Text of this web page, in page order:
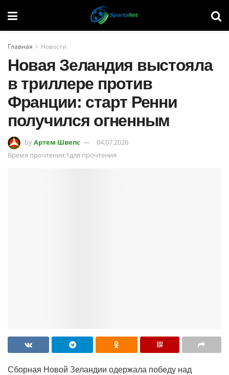
Главная Новости
Новая Зеландия выстояла
в триллере против
Франции: старт Ренни
получился огненным
byАртем Швепс
04.07.2026
Время прочтения:1для прочтения
Сборная Новой Зеландии одержала победу над